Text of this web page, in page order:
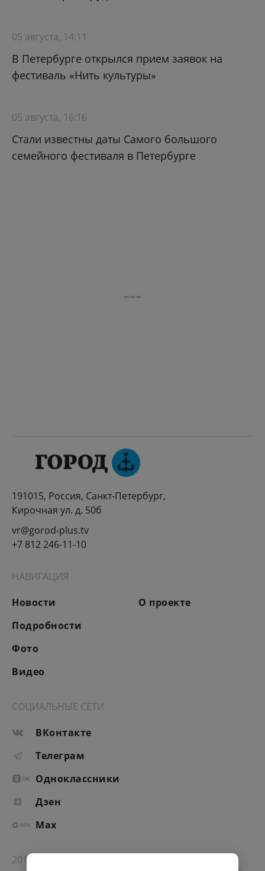
05 августа, 14:11
В Петербурге открылся прием заявок на
фестиваль «Нить культуры»
05 августа, 16:16
Стали известны даты Самого большого
семейного фестиваля в Петербурге
191015, Россия, Санкт-Петербург,
Кирочная ул. д. 50б
vr@gorod-plus.tv
+7 812 246-11-10
НАВИГАЦИЯ
Новости
Подробности
Фото
Видео
О проекте
СОЦИАЛЬНЫЕ СЕТИ
ВКонтакте
Телеграм
Одноклассники
Дзен
Max
2012-2026 © Портал «Электронное интернет-